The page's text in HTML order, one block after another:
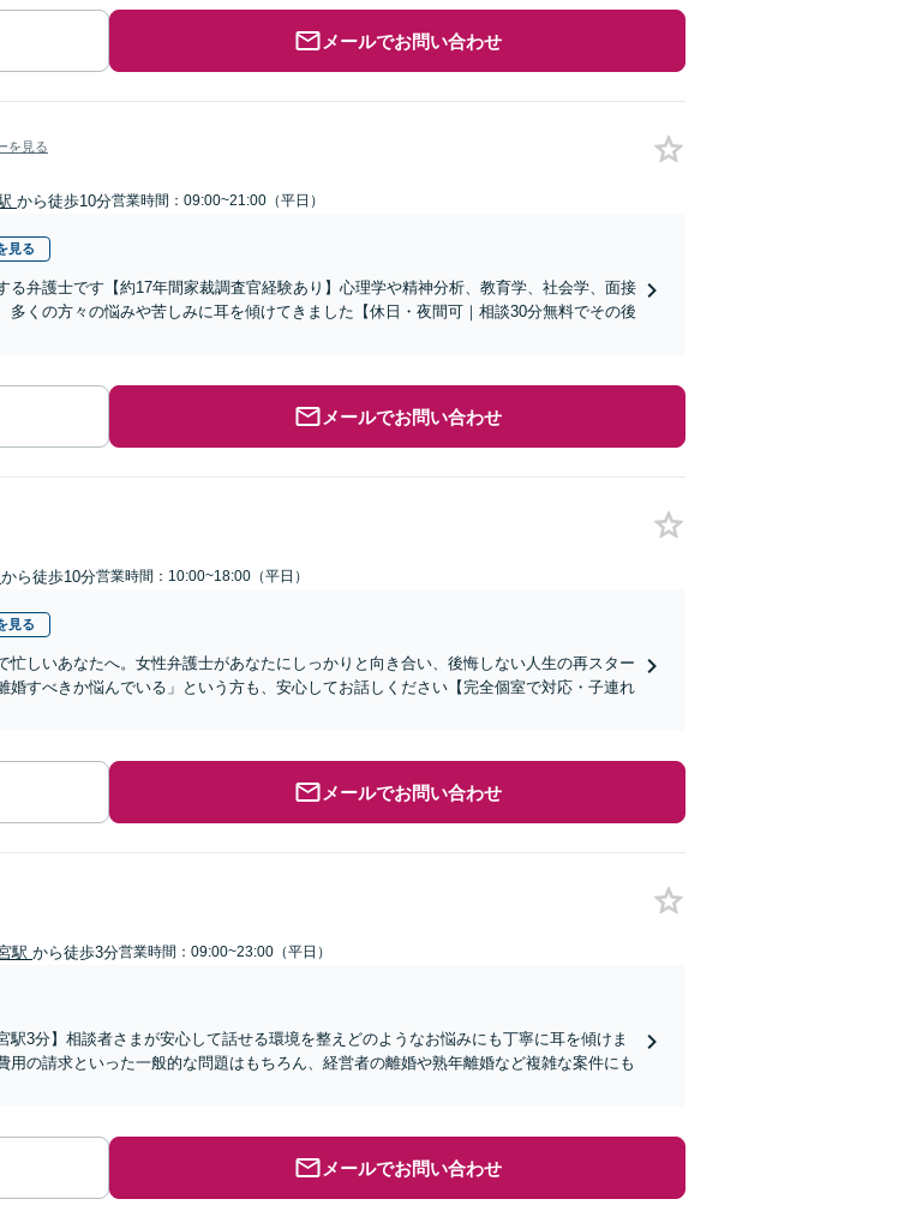
メールでお問い合わせ
を見る
から徒歩10分営業時間：09:00~21:00（平日）
見る
る弁護士です【約17年間家裁調査官経験あり】心理学や精神分析、教育学、社会学、面接
多くの方々の悩みや苦しみに耳を傾けてきました【休日・夜間可｜相談30分無料でその後
メールでお問い合わせ
から徒歩10分営業時間：10:00~18:00（平日）
見る
忙しいあなたへ。女性弁護士があなたにしっかりと向き合い、後悔しない人生の再スター
婚すべきか悩んでいる」という方も、安心してお話しください【完全個室で対応・子連れ
メールでお問い合わせ
駅 から徒歩3分営業時間：09:00~23:00（平日）
駅3分】相談者さまが安心して話せる環境を整えどのようなお悩みにも丁寧に耳を傾けま
用の請求といった一般的な問題はもちろん、経営者の離婚や熟年離婚など複雑な案件にも
メールでお問い合わせ